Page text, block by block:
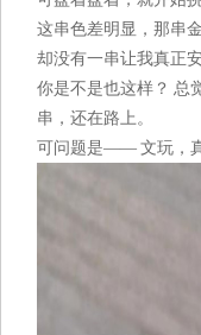
这串色差明显，那串
却没有一串让我真正安
你是不是也这样？ 总
串，还在路上。
可问题是—— 文玩，